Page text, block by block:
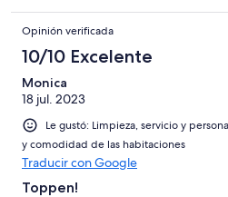
Opinión verificada
10/10 Excelente
Monica
18 jul. 2023
Le gustó: Limpieza, servicio y
y comodidad de las habitaciones
Traducir con Google
Toppen!